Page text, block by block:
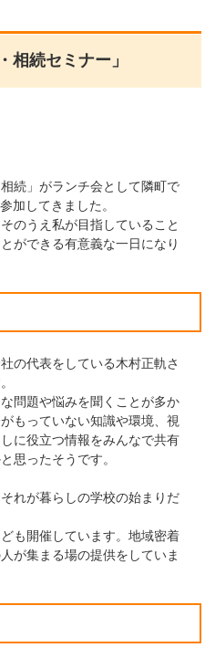
相続セミナー」
続」がランチ会として隣町で
加してきました。
のうえ私が目指していること
ができる有意義な一日になり
の代表をしている木村正軌さ
問題や悩みを聞くことが多か
もっていない知識や環境、視
に役立つ情報をみんなで共有
思ったそうです。
れが暮らしの学校の始まりだ
も開催しています。地域密着
が集まる場の提供をしていま